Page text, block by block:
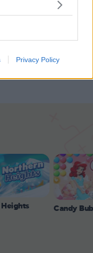
Privacy Policy
Candy